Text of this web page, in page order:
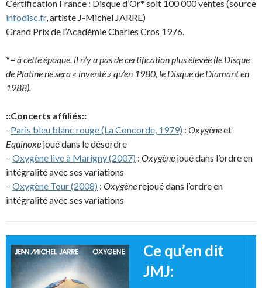
Certification France : Disque d’Or* soit 100 000 ventes (source
infodisc.fr, artiste J-Michel JARRE)
Grand Prix de l’Académie Charles Cros 1976.
*= à cette époque, il n’y a pas de certification plus élevée (le Disque
de Platine ne sera « inventé » qu’en 1980, le Disque de Diamant en
1988).
::Concerts affiliés::
–Paris bleu blanc rouge (La Concorde, 1979) : Oxygèneet
Equinoxe joué dans le désordre
– Oxygène live à Marigny (2007) : Oxygène joué dans l’ordre en
intégralité avec ses variations
– Oxygène Tour (2008) : Oxygènerejoué dans l’ordre en
intégralité avec ses variations
Ce qu’en dit
JMJ: